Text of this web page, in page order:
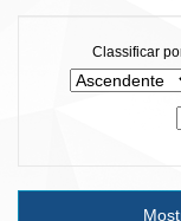
Classificar